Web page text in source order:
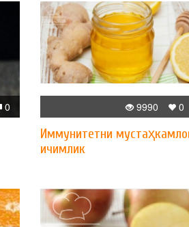
0 0
9990
Иммунитетни
ичимлик